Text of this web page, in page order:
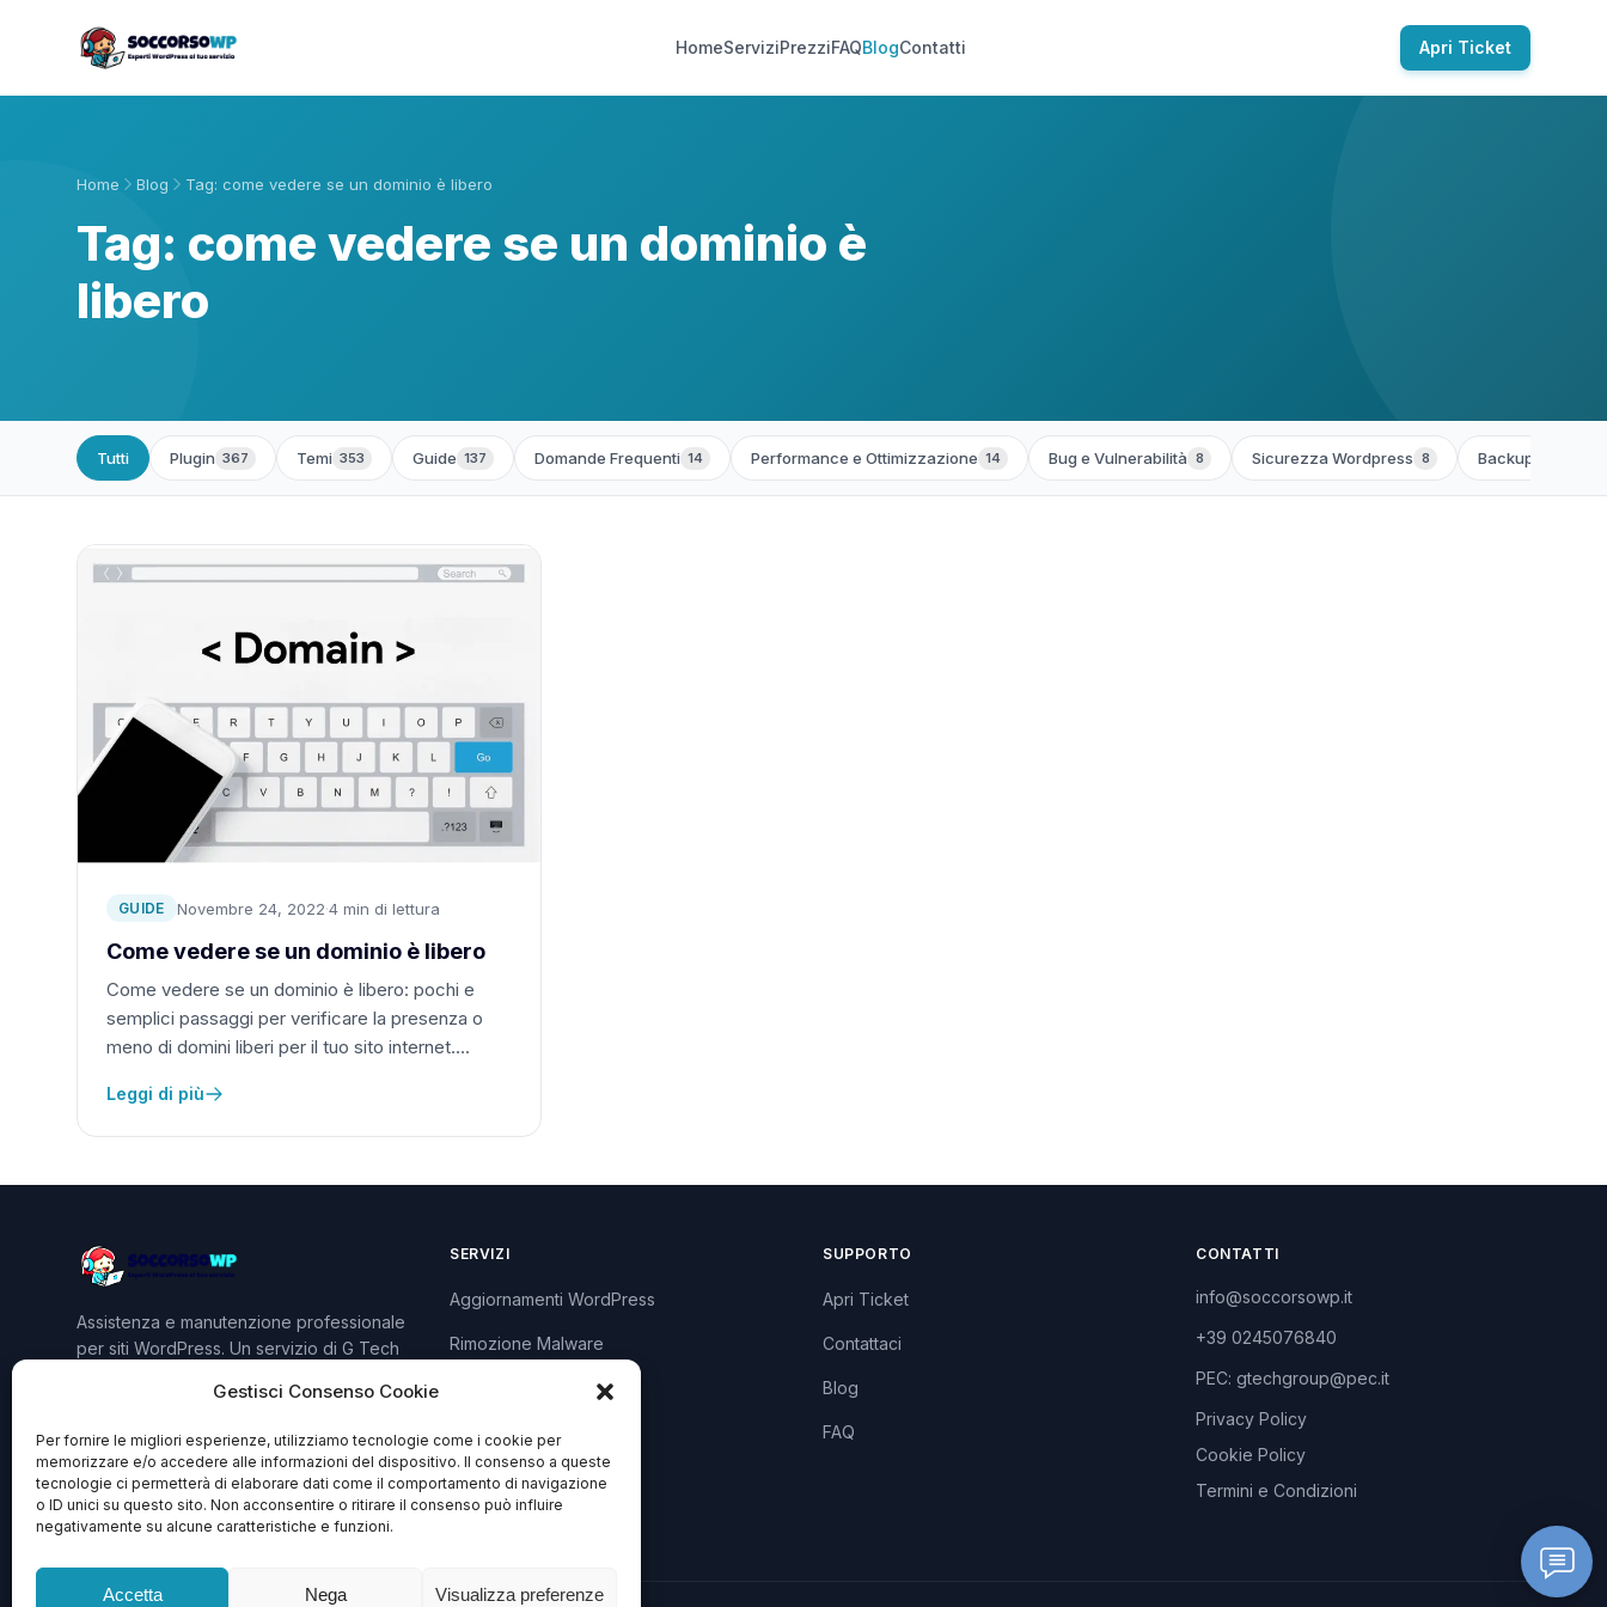
Gestisci Consenso Cookie
Per fornire le migliori esperienze, utilizziamo tecnologie come i cookie per
memorizzare e/o accedere alle informazioni del dispositivo. Il consenso a queste
tecnologie ci permetterà di elaborare dati come il comportamento di navigazione
o ID unici su questo sito. Non acconsentire o ritirare il consenso può influire
negativamente su alcune caratteristiche e funzioni.
Accetta Nega Visualizza preferenze
HomeServiziPrezziFAQBlogContatti Apri Ticket
Home Blog Tag: come vedere se un dominio è libero
Tag: come vedere se un dominio è
libero
Tutti Plugin 367 Temi 353 Guide 137 Domande Frequenti 14 Performance e Ottimizzazione 14 Bug e Vulnerabilità 8 Sicurezza Wordpress 8 Backup e
GUIDE Novembre 24, 2022·4 min di lettura
Come vedere se un dominio è libero
Come vedere se un dominio è libero: pochi e
semplici passaggi per verificare la presenza o
meno di domini liberi per il tuo sito internet….
Leggi di più
Assistenza e manutenzione professionale
per siti WordPress. Un servizio di G Tech
SERVIZI
Aggiornamenti WordPress
Rimozione Malware
Piani e Prezzi
SUPPORTO
Apri Ticket
Contattaci
Blog
FAQ
CONTATTI
info@soccorsowp.it
+39 0245076840
PEC: gtechgroup@pec.it
Privacy Policy
Cookie Policy
Termini e Condizioni